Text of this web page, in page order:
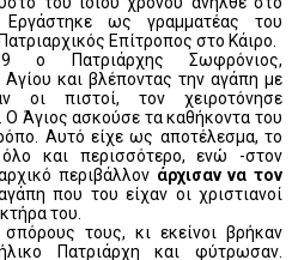
Εργάστηκε ως γραμματέας του
Επίτροπος στο Κάιρο.
ο Πατριάρχης Σωφρόνιος,
και βλέποντας την αγάπη με
οι πιστοί, τον χειροτόνησε
Ο Άγιος ασκούσε τα καθήκοντα του
Αυτό είχε ως αποτέλεσμα, το
και περισσότερο, ενώ -στον
περιβάλλον άρχισαν να τον
που του είχαν οι χριστιανοί
του.
τους, κι εκείνοι βρήκαν
Πατριάρχη και φύτρωσαν.